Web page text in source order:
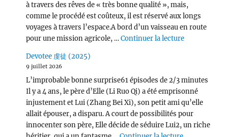
à travers des rêves de « très bonne qualité », mais,
comme le procédé est coûteux, il est réservé aux longs
voyages à travers l’espace.A bord d’un vaisseau en route
pour une mission agricole, …Continuer la lecturede « Per
Devotee 虔徒 (2025)
9 juillet 2026
L’improbable bonne surprise61 épisodes de 2/3 minutes
Il y a 4 ans, le père d’Elle (Li Ruo Qi) a été emprisonné
injustement et Lui (Zhang Bei Xi), son petit ami qu’elle
allait épouser, a disparu. A court de possibilités pour
innocenter son père, Elle décide de séduire Lui2, un riche